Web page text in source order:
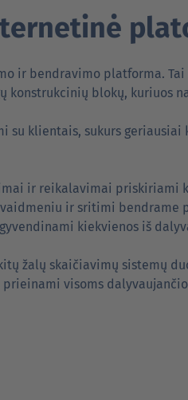
ir bendravimo platforma.
konstrukcinių blokų, kuriuos
su klientais, sukurs
ir reikalavimai priskiriami
ir sritimi
kiekvienos iš
žalų skaičiavimų sistemų
visoms